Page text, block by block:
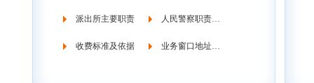
派出所主要职责 人民警察职责义务
收费标准及依据 业务窗口地址时间